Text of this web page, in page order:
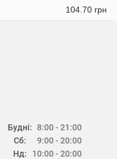
104.70 грн
Будні:
Сб:
Нд:
8:00 - 21:00
9:00 - 20:00
10:00 - 20:00